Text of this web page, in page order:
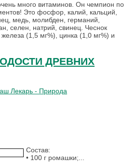
много витаминов. Он чемпион по
Это фосфор, калий, кальций,
медь, молибден, германий,
селен, натрий, свинец. Чеснок
(1,5 мг%), цинка (1,0 мг%) и
ДРЕВНИХ
Лекарь - Природа
Состав:
• 100 г ромашки;...